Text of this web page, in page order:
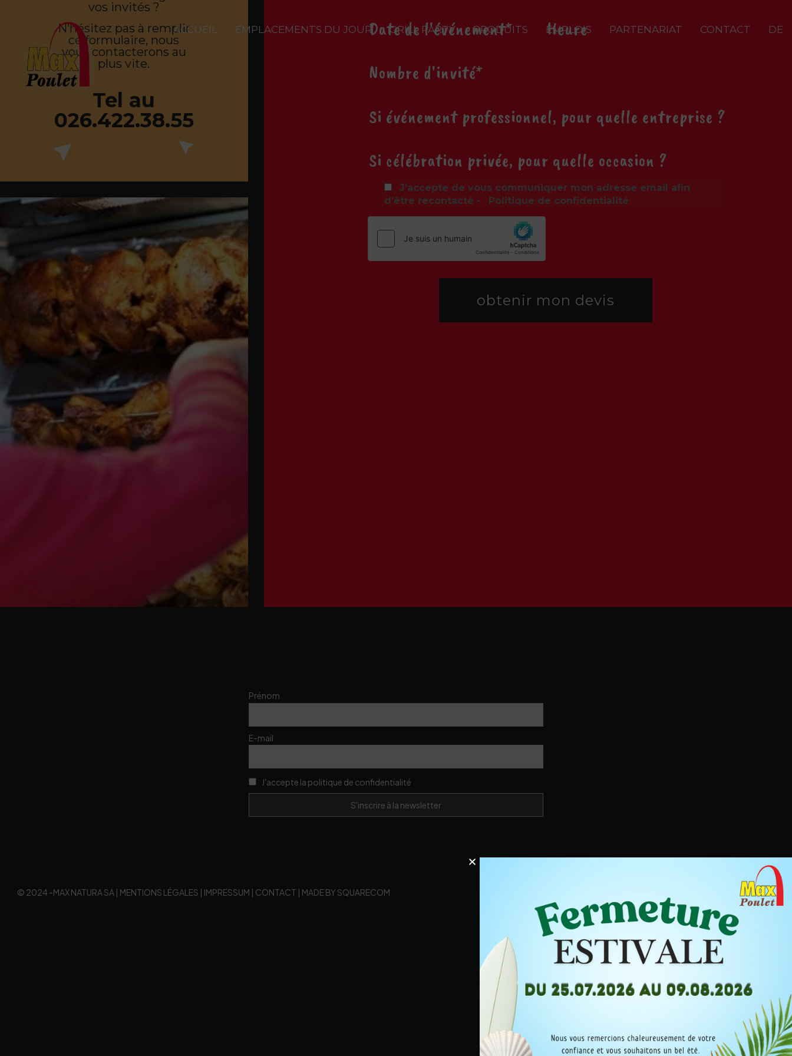
ACCUEIL EMPLACEMENTS DU JOUR GRILL PARTY PRODUITS EMPLOIS PARTENARIAT CONTACT DE
vos invités ?
N’hésitez pas à remplir
ce formulaire, nous
vous contacterons au
plus vite.
Tel au
026.422.38.55
J’accepte de vous communiquer mon adresse email afin
d’être recontacté -
Politique de confidentialité
Prénom
E-mail
J'accepte la politique de confidentialité
© 2024 -MAX NATURA SA | MENTIONS LÉGALES | IMPRESSUM | CONTACT | MADE BY SQUARECOM
En poursuivant votre navigation sur
ce site, vous acceptez l’utilisation
de Cookies pour vous proposer des
publicités ciblées adaptés à vos
statistique de visites et de travailler
En savoir plus